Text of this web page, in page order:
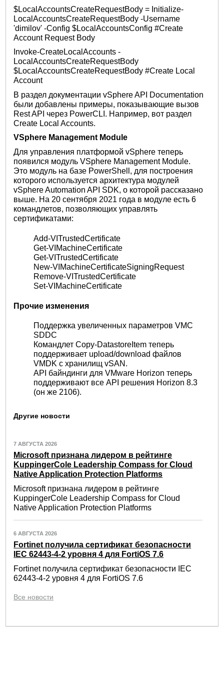
$LocalAccountsCreateRequestBody = Initialize-
LocalAccountsCreateRequestBody -Username
'dimilov' -Config $LocalAccountsConfig #Create
Account Request Body
Invoke-CreateLocalAccounts -
LocalAccountsCreateRequestBody
$LocalAccountsCreateRequestBody #Create Local
Account
В раздел документации vSphere API Documentation
были добавлены примеры, показывающие вызов
Rest API через PowerCLI. Например, вот раздел
Create Local Accounts.
VSphere Management Module
Для управления платформой vSphere теперь
появился модуль VSphere Management Module.
Это модуль на базе PowerShell, для построения
которого используется архитектура модулей
vSphere Automation API SDK, о которой рассказано
выше. На 20 сентября 2021 года в модуле есть 6
командлетов, позволяющих управлять
сертификатами:
Add-VITrustedCertificate
Get-VIMachineCertificate
Get-VITrustedCertificate
New-VIMachineCertificateSigningRequest
Remove-VITrustedCertificate
Set-VIMachineCertificate
Прочие изменения
Поддержка увеличенных параметров VMC
SDDC
Командлет Copy-DatastoreItem теперь
поддерживает upload/download файлов
VMDK с хранилищ vSAN.
API байндинги для VMware Horizon теперь
поддерживают все API решения Horizon 8.3
(он же 2106).
Другие новости
7 АВГУСТА 2026
Microsoft признана лидером в рейтинге
KuppingerCole Leadership Compass for Cloud
Native Application Protection Platforms
Microsoft признана лидером в рейтинге
KuppingerCole Leadership Compass for Cloud
Native Application Protection Platforms
6 АВГУСТА 2026
Fortinet получила сертификат безопасности
IEC 62443-4-2 уровня 4 для FortiOS 7.6
Fortinet получила сертификат безопасности IEC
62443-4-2 уровня 4 для FortiOS 7.6
Все новости